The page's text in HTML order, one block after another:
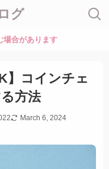
グ
場合があります
】コインチェ
方法
March 6, 2024